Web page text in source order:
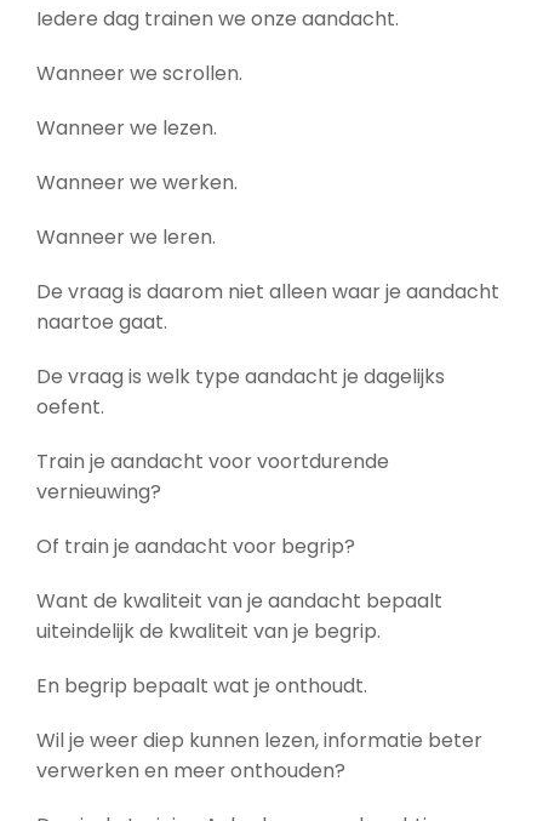
Iedere dag trainen we onze aandacht.
Wanneer we scrollen.
Wanneer we lezen.
Wanneer we werken.
Wanneer we leren.
De vraag is daarom niet alleen waar je aandacht
naartoe gaat.
De vraag is welk type aandacht je dagelijks
oefent.
Train je aandacht voor voortdurende
vernieuwing?
Of train je aandacht voor begrip?
Want de kwaliteit van je aandacht bepaalt
uiteindelijk de kwaliteit van je begrip.
En begrip bepaalt wat je onthoudt.
Wil je weer diep kunnen lezen, informatie beter
verwerken en meer onthouden?